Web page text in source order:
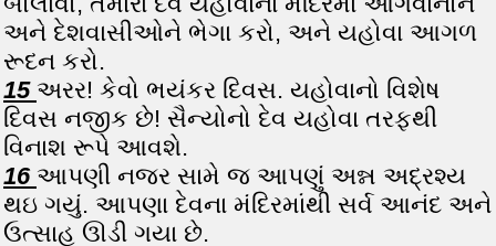
અને દેશવાસીઓને ભેગા કરો, અને યહોવા આગળ
રૂદન કરો.
15 અરર! કેવો ભયંકર દિવસ. યહોવાનો વિશેષ
દિવસ નજીક છે! સૈન્યોનો દેવ યહોવા તરફથી
વિનાશ રૂપે આવશે.
16 આપણી નજર સામે જ આપણું અન્ન અદ્રશ્ય
થઇ ગયું. આપણા દેવના મંદિરમાંથી સર્વ આનંદ અને
ઉત્સાહ ઊડી ગયા છે.